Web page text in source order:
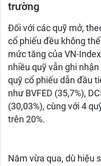
trường
Đối với các quỹ mở,
cổ phiếu đều không
mức tăng của VN-
nhiều quỹ vẫn ghi
quỹ cổ phiếu dẫn đầu
như BVFED (35,7%),
(30,03%), cùng với 4
trên 20%.
Năm vừa qua, dù hiệu